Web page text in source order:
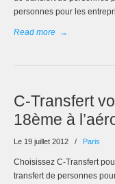
personnes pour les
Read more →
C-Transfert
18ème à
Le 19 juillet 2012 / Paris
Choisissez C-Transfert
transfert de personnes